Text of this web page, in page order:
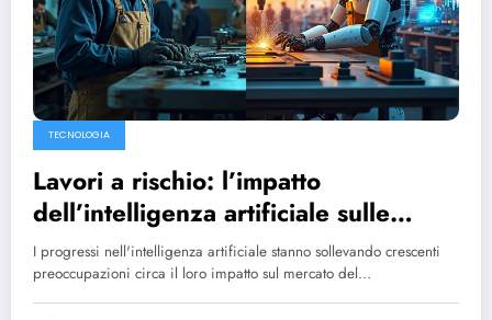
TECNOLOGIA
Lavori a rischio: l’impatto
dell’intelligenza artificiale sulle
carriere di domani, secondo uno
studio recente
I progressi nell'intelligenza artificiale stanno sollevando crescenti
preoccupazioni circa il loro impatto sul mercato del…